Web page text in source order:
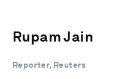
Rupam Jain
Reporter, Reuters